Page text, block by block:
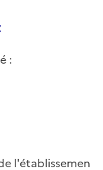
:
l'établissemen